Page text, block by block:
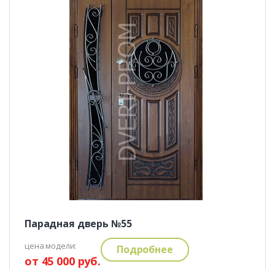
Парадная дверь №55
цена модели:
от 45 000 руб.
Подробнее